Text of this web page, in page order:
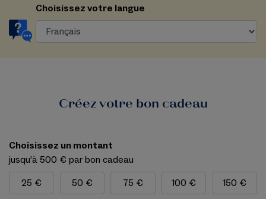
Choisissez votre langue
Créez votre bon cadeau
Choisissez un montant
jusqu’à 500 € par bon cadeau
25 €
50 € 75 € 100 € 150 €